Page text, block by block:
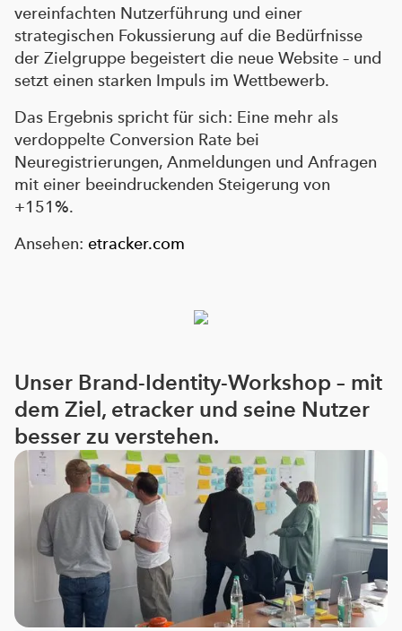
vereinfachten Nutzerführung und einer
strategischen Fokussierung auf die Bedürfnisse
der Zielgruppe begeistert die neue Website – und
setzt einen starken Impuls im Wettbewerb.
Das Ergebnis spricht für sich: Eine mehr als
verdoppelte Conversion Rate bei
Neuregistrierungen, Anmeldungen und Anfragen
mit einer beeindruckenden Steigerung von
+151%.
Ansehen: etracker.com
Unser Brand-Identity-Workshop – mit
dem Ziel, etracker und seine Nutzer
besser zu verstehen.